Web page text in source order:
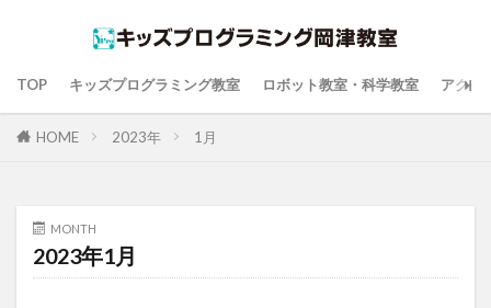
TOP キッズプログラミング教室 ロボット教室・科学教室 アクセ
HOME 2023年 1月
MONTH
2023年1月